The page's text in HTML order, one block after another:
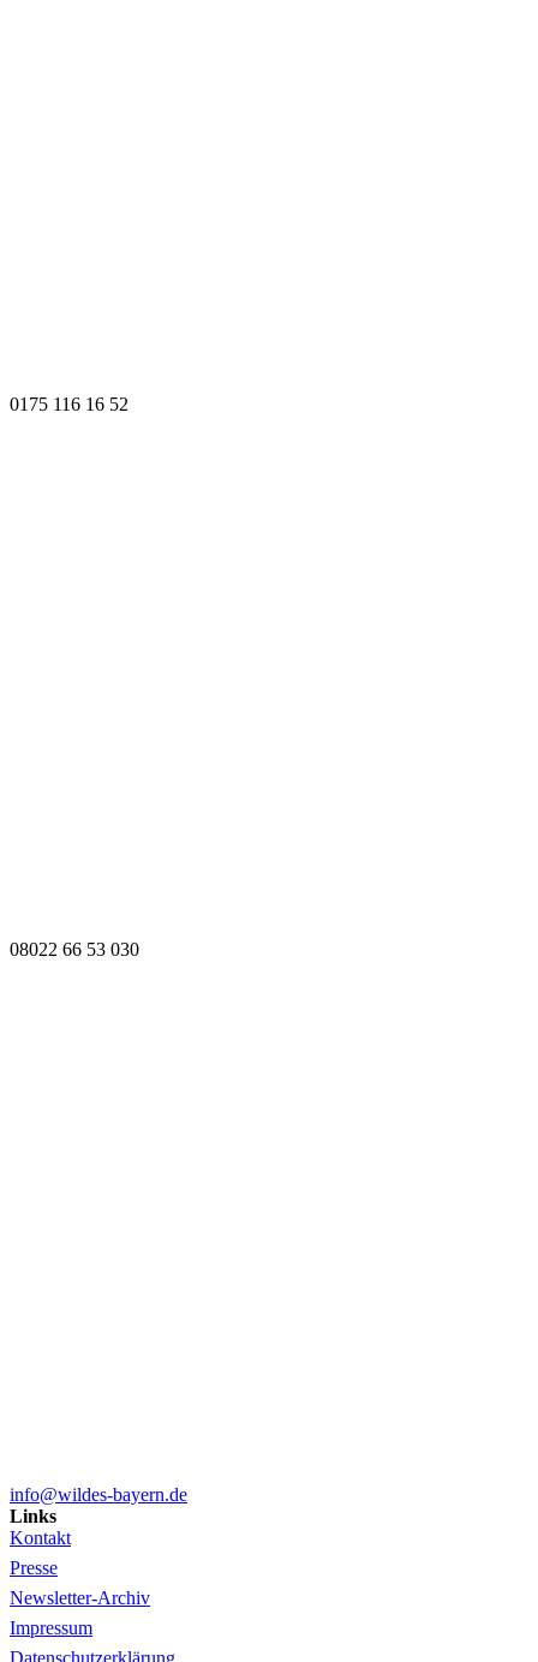
0175 116 16 52
08022 66 53 030
info@wildes-bayern.de
Links
Kontakt
Presse
Newsletter-Archiv
Impressum